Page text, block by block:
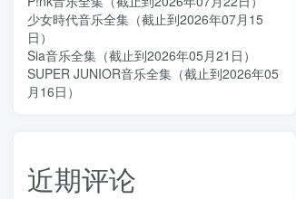
少女時代音乐全集（截止到2026年07月15
日）
Sia音乐全集（截止到2026年05月21日）
SUPER JUNIOR音乐全集（截止到2026年05
月16日）
近期评论